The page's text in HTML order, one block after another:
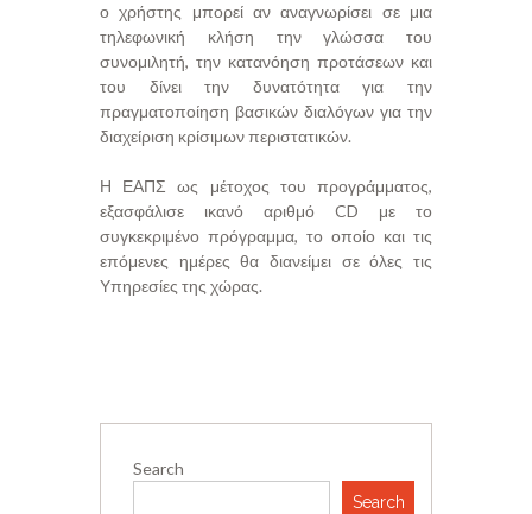
ο χρήστης μπορεί αν αναγνωρίσει σε μια
τηλεφωνική κλήση την γλώσσα του
συνομιλητή, την κατανόηση προτάσεων και
του δίνει την δυνατότητα για την
πραγματοποίηση βασικών διαλόγων για την
διαχείριση κρίσιμων περιστατικών.
Η ΕΑΠΣ ως μέτοχος του προγράμματος,
εξασφάλισε ικανό αριθμό CD με το
συγκεκριμένο πρόγραμμα, το οποίο και τις
επόμενες ημέρες θα διανείμει σε όλες τις
Υπηρεσίες της χώρας.
Search
Search